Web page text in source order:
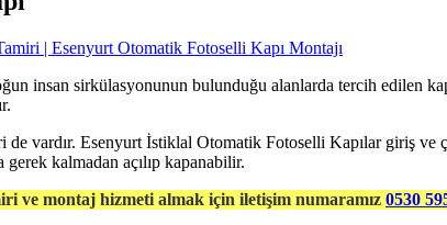
insan sirkülasyonunun bulunduğu alanlarda tercih edilen
de vardır. Esenyurt İstiklal Otomatik Fotoselli Kapılar giriş ve
kalmadan açılıp kapanabilir.
ve montaj hizmeti almak için iletişim numaramız 0530